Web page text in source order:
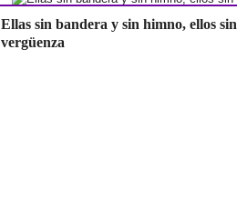
Ellas sin bandera y sin himno, ellos sin
vergüenza